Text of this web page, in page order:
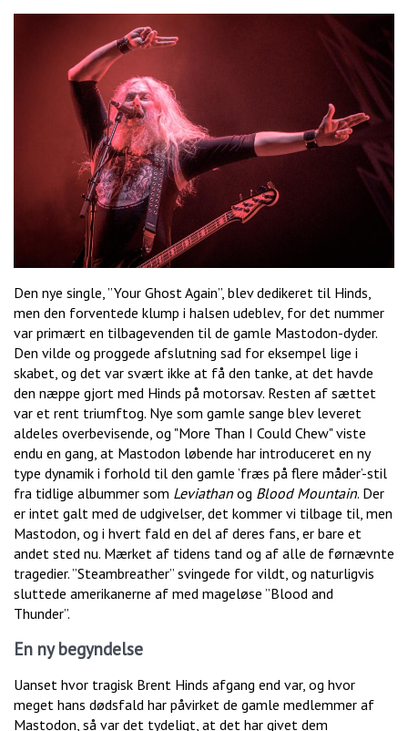
Den nye single, ”Your Ghost Again”, blev dedikeret til Hinds,
men den forventede klump i halsen udeblev, for det nummer
var primært en tilbagevenden til de gamle Mastodon-dyder.
Den vilde og proggede afslutning sad for eksempel lige i
skabet, og det var svært ikke at få den tanke, at det havde
den næppe gjort med Hinds på motorsav. Resten af sættet
var et rent triumftog. Nye som gamle sange blev leveret
aldeles overbevisende, og "More Than I Could Chew" viste
endu en gang, at Mastodon løbende har introduceret en ny
type dynamik i forhold til den gamle ’fræs på flere måder’-stil
fra tidlige albummer som Leviathan og Blood Mountain. Der
er intet galt med de udgivelser, det kommer vi tilbage til, men
Mastodon, og i hvert fald en del af deres fans, er bare et
andet sted nu. Mærket af tidens tand og af alle de førnævnte
tragedier. ”Steambreather” svingede for vildt, og naturligvis
sluttede amerikanerne af med mageløse ”Blood and
Thunder”.
En ny begyndelse
Uanset hvor tragisk Brent Hinds afgang end var, og hvor
meget hans dødsfald har påvirket de gamle medlemmer af
Mastodon, så var det tydeligt, at det har givet dem